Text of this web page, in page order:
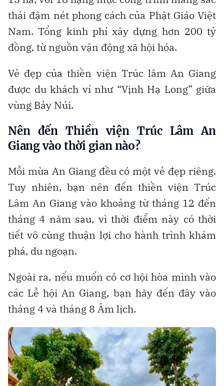
thái đậm nét phong cách của Phật Giáo Việt
Nam. Tổng kinh phí xây dựng hơn 200 tỷ
đồng, từ nguồn vận động xã hội hóa.
Vẻ đẹp của thiền viện Trúc lâm An Giang
được du khách ví như “Vịnh Hạ Long” giữa
vùng Bảy Núi.
Nên đến Thiền viện Trúc Lâm An
Giang vào thời gian nào?
Mỗi mùa An Giang đều có một vẻ đẹp riêng.
Tuy nhiên, bạn nên đến thiền viện Trúc
Lâm An Giang vào khoảng từ tháng 12 đến
tháng 4 năm sau, vì thời điểm này có thời
tiết vô cùng thuận lợi cho hành trình khám
phá, du ngoạn.
Ngoài ra, nếu muốn có cơ hội hòa mình vào
các Lễ hội An Giang, bạn hãy đến đây vào
tháng 4 và tháng 8 Âm lịch.